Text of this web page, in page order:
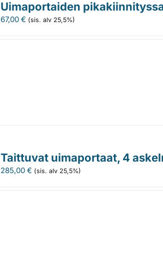
Uimaportaiden
67,00€ (sis. alv 25,5%)
Taittuvat uimaportaat, 4
285,00€ (sis. alv 25,5%)